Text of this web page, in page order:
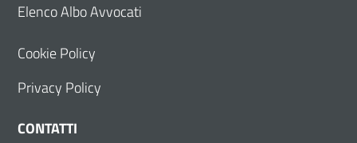
Elenco Albo Avvocati
Cookie Policy
Privacy Policy
CONTATTI